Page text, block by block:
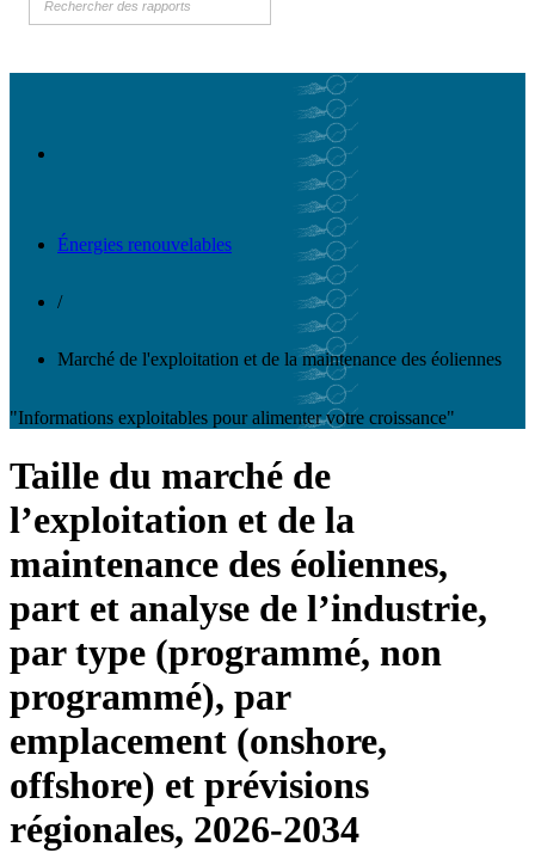
Énergies renouvelables
/
Marché de l'exploitation et de la maintenance des éoliennes
"Informations exploitables pour alimenter votre croissance"
Taille du marché de
l’exploitation et de la
maintenance des éoliennes,
part et analyse de l’industrie,
par type (programmé, non
programmé), par
emplacement (onshore,
offshore) et prévisions
régionales, 2026-2034